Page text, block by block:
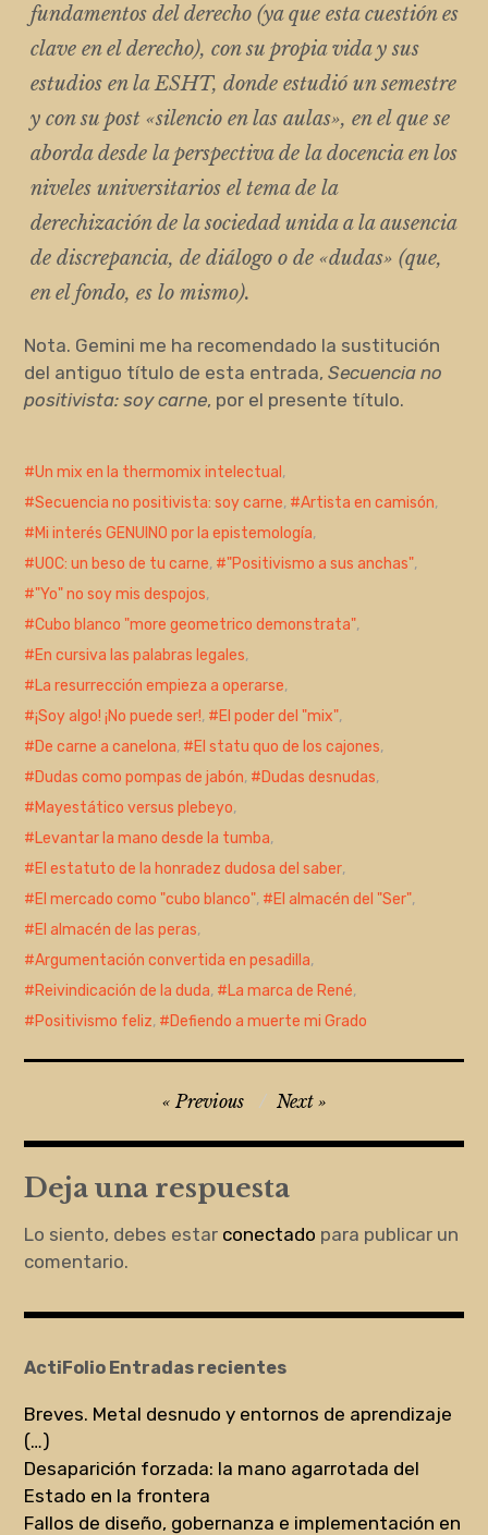
fundamentos del derecho (ya que esta cuestión es
clave en el derecho), con su propia vida y sus
estudios en la ESHT, donde estudió un semestre
y con su post «silencio en las aulas», en el que se
aborda desde la perspectiva de la docencia en los
niveles universitarios el tema de la
derechización de la sociedad unida a la ausencia
de discrepancia, de diálogo o de «dudas» (que,
en el fondo, es lo mismo).
Nota. Gemini me ha recomendado la sustitución
del antiguo título de esta entrada,Secuencia no
positivista: soy carne, por el presente título.
Un mix en la thermomix intelectual ,
Secuencia no positivista: soy carne, Artista en camisón,
Mi interés GENUINO por la epistemología,
UOC: un beso de tu carne, "Positivismo a sus anchas",
"Yo" no soy mis despojos,
Cubo blanco "more geometrico demonstrata",
En cursiva las palabras legales,
La resurrección empieza a operarse,
¡Soy algo! ¡No puede ser!, El poder del "mix",
De carne a canelona, El statu quo de los cajones,
Dudas como pompas de jabón, Dudas desnudas,
Mayestático versus plebeyo,
Levantar la mano desde la tumba,
El estatuto de la honradez dudosa del saber,
El mercado como "cubo blanco", El almacén del "Ser",
El almacén de las peras,
Argumentación convertida en pesadilla,
Reivindicación de la duda, La marca de René,
Positivismo feliz, Defiendo a muerte mi Grado
Navegación
de
entradas
Previous Next
Deja una respuesta
Lo siento, debes estar conectado para publicar un
comentario.
ActiFolio Entradas recientes
Breves. Metal desnudo y entornos de aprendizaje
(…)
Desaparición forzada: la mano agarrotada del
Estado en la frontera
Fallos de diseño, gobernanza e implementación en